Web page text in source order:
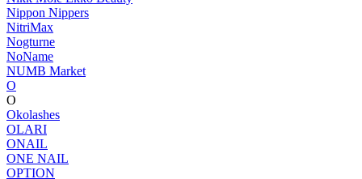
Nippon Nippers
NitriMax
Nogturne
NoName
NUMB Market
O
O
Okolashes
OLARI
ONAIL
ONE NAIL
OPTION